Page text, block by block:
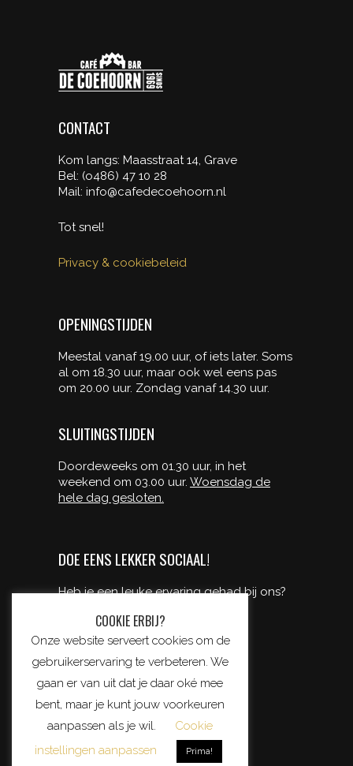
CONTACT
Kom langs: Maasstraat 14, Grave
Bel: (o486) 47 10 28
Mail: info@cafedecoehoorn.nl
Tot snel!
Privacy & cookiebeleid
OPENINGSTIJDEN
Meestal vanaf 19.00 uur, of iets later. Soms
al om 18.30 uur, maar ook wel eens pas
om 20.00 uur. Zondag vanaf 14.30 uur.
SLUITINGSTIJDEN
Doordeweeks om 01.30 uur, in het
weekend om 03.00 uur. Woensdag de
hele dag gesloten.
DOE EENS LEKKER SOCIAAL!
Heb je een leuke ervaring gehad bij ons?
COOKIE ERBIJ?
Onze website serveert cookies om de
gebruikerservaring te verbeteren. We
gaan er van uit dat je daar oké mee
bent, maar je kunt jouw voorkeuren
aanpassen als je wil.
Cookie
instellingen aanpassen
Prima!